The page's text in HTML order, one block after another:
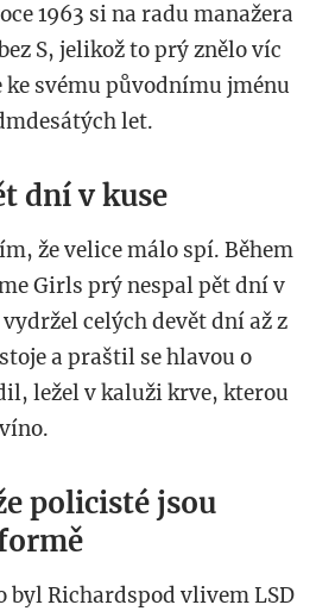
1963 si na radu manažera
S, jelikož to prý znělo víc
ke svému původnímu jménu
let.
dní v kuse
že velice málo spí. Během
Girls prý nespal pět dní v
celých devět dní až z
a praštil se hlavou o
ležel v kaluži krve, kterou
policisté jsou
byl Richardspod vlivem LSD